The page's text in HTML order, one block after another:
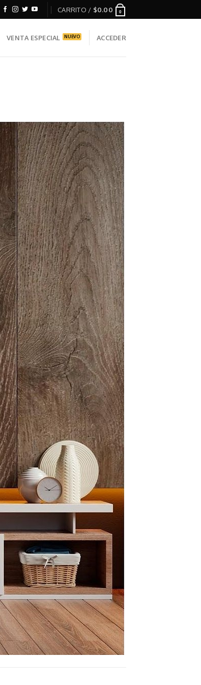
CARRITO / $0.00 0
VENTA ESPECIAL ACCEDER